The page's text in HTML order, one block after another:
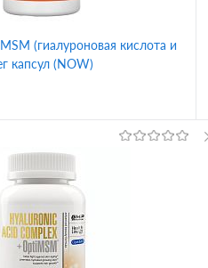
(гиалуроновая кислота и
капсул (NOW)
В корзину